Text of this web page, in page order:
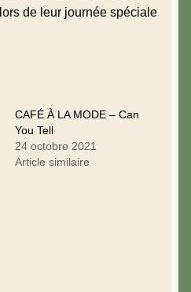
de leur journée spéciale
CAFÉ À LA MODE – Can
You Tell
24 octobre 2021
Article similaire